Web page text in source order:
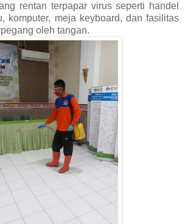
rentan terpapar virus seperti handel
komputer, meja keyboard, dan fasilitas
oleh tangan.